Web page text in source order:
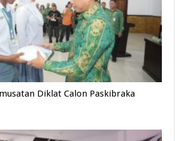
Diklat Calon Paskibraka